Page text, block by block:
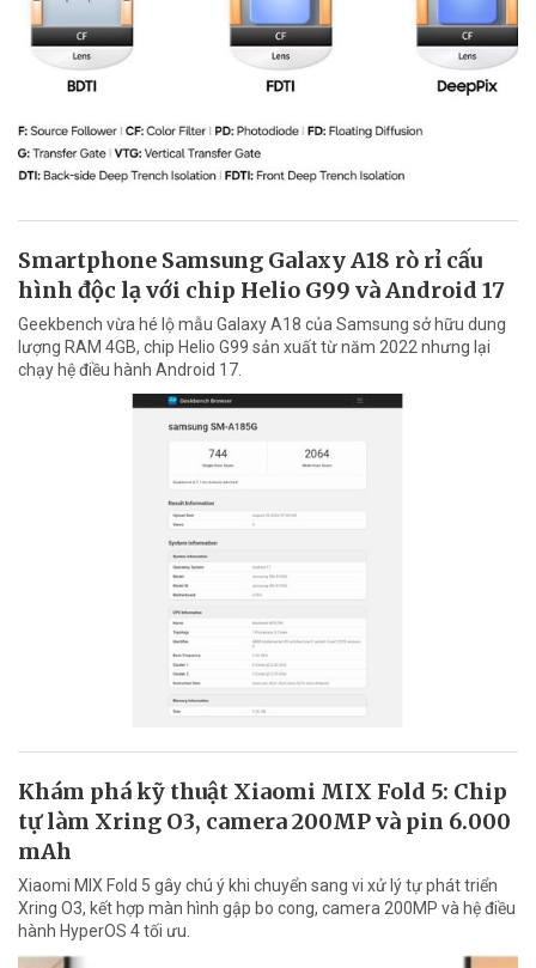
Smartphone Samsung Galaxy A18 rò rỉ cấu
hình độc lạ với chip Helio G99 và Android 17
Geekbench vừa hé lộ mẫu Galaxy A18 của Samsung sở hữu dung
lượng RAM 4GB, chip Helio G99 sản xuất từ năm 2022 nhưng lại
chạy hệ điều hành Android 17.
Khám phá kỹ thuật Xiaomi MIX Fold 5: Chip
tự làm Xring O3, camera 200MP và pin 6.000
mAh
Xiaomi MIX Fold 5 gây chú ý khi chuyển sang vi xử lý tự phát triển
Xring O3, kết hợp màn hình gập bo cong, camera 200MP và hệ điều
hành HyperOS 4 tối ưu.